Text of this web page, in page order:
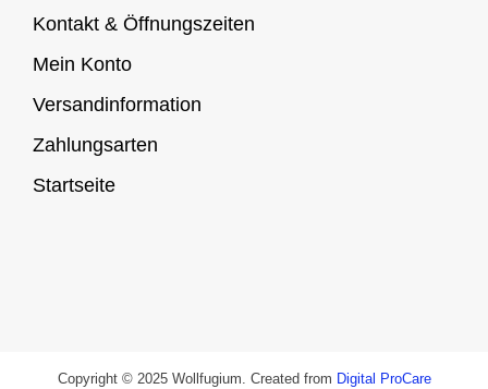
Kontakt & Öffnungszeiten
Mein Konto
Versandinformation
Zahlungsarten
Startseite
Copyright © 2025 Wollfugium. Created from Digital ProCare